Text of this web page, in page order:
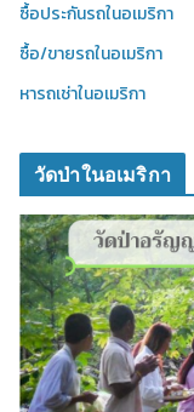
ซื้อประกันรถในอเมริกา
ซื้อ/ขายรถในอเมริกา
หารถเช่าในอเมริกา
วัดป่าในอเมริกา